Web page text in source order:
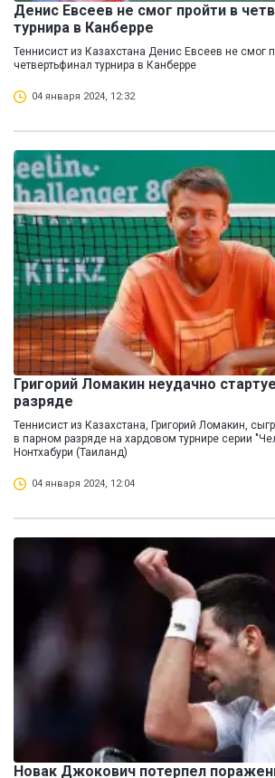
Денис Евсеев не смог пройти в
турнира в Канберре
Теннисист из Казахстана Денис Евсеев не смог
четвертьфинал турнира в Канберре
04 января 2024, 12:32
Григорий Ломакин неудачно
разряде
Теннисист из Казахстана, Григорий Ломакин,
в парном разряде на хардовом турнире серии
Нонтхабури (Таиланд)
04 января 2024, 12:04
Новак Джокович потерпел